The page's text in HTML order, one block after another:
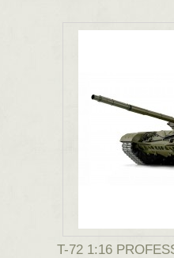
T-72 1:16